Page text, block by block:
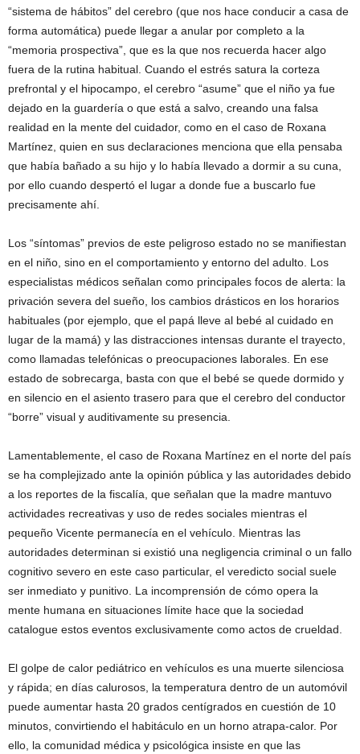
“sistema de hábitos” del cerebro (que nos hace conducir a casa de
forma automática) puede llegar a anular por completo a la
“memoria prospectiva”, que es la que nos recuerda hacer algo
fuera de la rutina habitual. Cuando el estrés satura la corteza
prefrontal y el hipocampo, el cerebro “asume” que el niño ya fue
dejado en la guardería o que está a salvo, creando una falsa
realidad en la mente del cuidador, como en el caso de Roxana
Martínez, quien en sus declaraciones menciona que ella pensaba
que había bañado a su hijo y lo había llevado a dormir a su cuna,
por ello cuando despertó el lugar a donde fue a buscarlo fue
precisamente ahí.
Los “síntomas” previos de este peligroso estado no se manifiestan
en el niño, sino en el comportamiento y entorno del adulto. Los
especialistas médicos señalan como principales focos de alerta: la
privación severa del sueño, los cambios drásticos en los horarios
habituales (por ejemplo, que el papá lleve al bebé al cuidado en
lugar de la mamá) y las distracciones intensas durante el trayecto,
como llamadas telefónicas o preocupaciones laborales. En ese
estado de sobrecarga, basta con que el bebé se quede dormido y
en silencio en el asiento trasero para que el cerebro del conductor
“borre” visual y auditivamente su presencia.
Lamentablemente, el caso de Roxana Martínez en el norte del país
se ha complejizado ante la opinión pública y las autoridades debido
a los reportes de la fiscalía, que señalan que la madre mantuvo
actividades recreativas y uso de redes sociales mientras el
pequeño Vicente permanecía en el vehículo. Mientras las
autoridades determinan si existió una negligencia criminal o un fallo
cognitivo severo en este caso particular, el veredicto social suele
ser inmediato y punitivo. La incomprensión de cómo opera la
mente humana en situaciones límite hace que la sociedad
catalogue estos eventos exclusivamente como actos de crueldad.
El golpe de calor pediátrico en vehículos es una muerte silenciosa
y rápida; en días calurosos, la temperatura dentro de un automóvil
puede aumentar hasta 20 grados centígrados en cuestión de 10
minutos, convirtiendo el habitáculo en un horno atrapa-calor. Por
ello, la comunidad médica y psicológica insiste en que las